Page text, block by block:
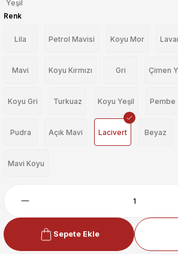
Renk
Lila Petrol Mavisi Koyu Mor
Mavi Koyu Kırmızı Gri Çimen
Koyu Gri Turkuaz Koyu Yeşil Pembe
Pudra Açık Mavi Lacivert Beyaz
Mavi Koyu
Sepete Ekle